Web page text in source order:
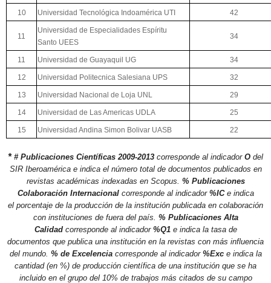
10 Universidad Tecnológica Indoamérica UTI 42
11
Universidad de Especialidades Espíritu
Santo UEES
34
11 Universidad de Guayaquil UG 34
12 Universidad Politecnica Salesiana UPS 32
13 Universidad Nacional de Loja UNL 29
14 Universidad de Las Americas UDLA 25
15 Universidad Andina Simon Bolivar UASB 22
* # Publicaciones Científicas 2009-2013 corresponde al indicador O del
SIR Iberoamérica e indica el número total de documentos publicados en
revistas académicas indexadas en Scopus. % Publicaciones
Colaboración Internacionalcorresponde al indicador %ICe indica
el porcentaje de la producción de la institución publicada en colaboración
con instituciones de fuera del país. % Publicaciones Alta
Calidadcorresponde al indicador %Q1e indica la tasa de
documentos que publica una institución en la revistas con más influencia
del mundo. % de Excelenciacorresponde al indicador %Exce indica la
cantidad (en %) de producción científica de una institución que se ha
incluido en el grupo del 10% de trabajos más citados de su campo